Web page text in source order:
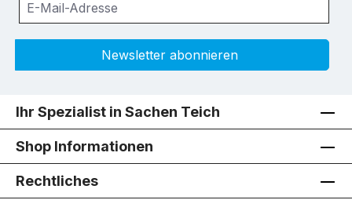
Newsletter abonnieren
Ihr Spezialist in Sachen Teich
Shop Informationen
Rechtliches